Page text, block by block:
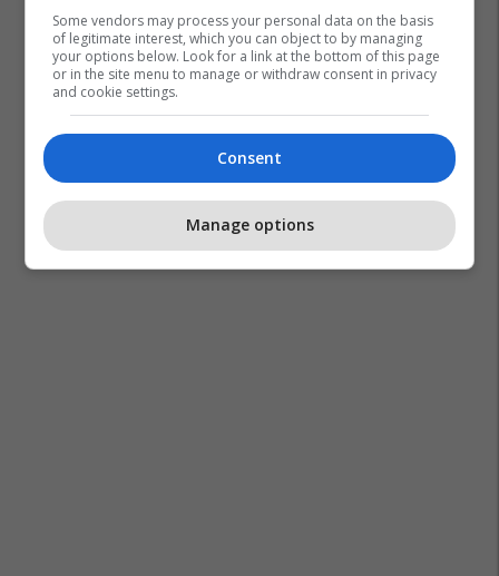
Big Brother
Some vendors may process your personal data on the basis
of legitimate interest, which you can object to by managing
your options below. Look for a link at the bottom of this page
or in the site menu to manage or withdraw consent in privacy
and cookie settings.
Consent
Manage options